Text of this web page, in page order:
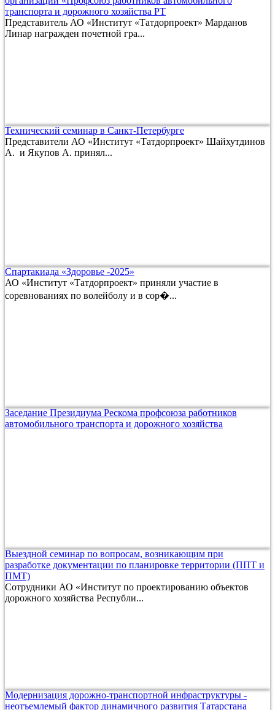
транспорта и дорожного хозяйства РТ
Представитель АО «Институт «Татдорпроект» Марданов
Линар награжден почетной гра...
Технический семинар в Санкт-Петербурге
Представители АО «Институт «Татдорпроект» Шайхутдинов
А. и Якупов А. принял...
Спартакиада «Здоровье -2025»
АО «Институт «Татдорпроект» приняли участие в
соревнованиях по волейболу и в сор�...
Заседание Президиума Рескома профсоюза работников
автомобильного транспорта и дорожного хозяйства
Выездной семинар по вопросам, возникающим при
разработке документации по планировке территории (ППТ и
ПМТ)
Сотрудники АО «Институт по проектированию объектов
дорожного хозяйства Республи...
Модернизация дорожно-транспортной инфраструктуры -
неотъемлемый фактор динамичного развития Татарстана